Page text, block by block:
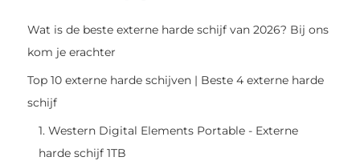
Wat is de beste externe harde schijf van 2026? Bij ons
kom je erachter
Top 10 externe harde schijven | Beste 4 externe harde
schijf
1. Western Digital Elements Portable - Externe
harde schijf 1TB